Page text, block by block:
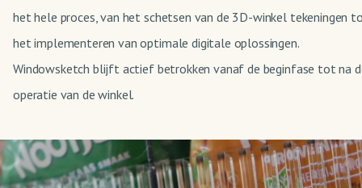
het hele proces, van het schetsen van de 3D-winkel tekeningen
het implementeren van optimale digitale oplossingen.
Windowsketch blijft actief betrokken vanaf de beginfase tot na
operatie van de winkel.